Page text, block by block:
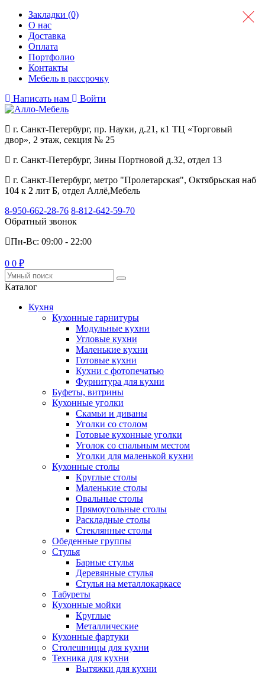
Закладки (0)
О нас
Доставка
Оплата
Портфолио
Контакты
Мебель в рассрочку
Написать нам
Войти
г. Санкт-Петербург, пр. Науки, д.21, к1 ТЦ «Торговый
двор», 2 этаж, секция № 25
г. Санкт-Петербург, Зины Портновой д.32, отдел 13
г. Санкт-Петербург, метро "Пролетарская", Октябрьская наб
104 к 2 лит Б, отдел Аллё,Мебель
8-950-662-28-76 8-812-642-59-70
Обратный звонок
Пн-Вс: 09:00 - 22:00
0 0 ₽
Каталог
Кухня
Кухонные гарнитуры
Модульные кухни
Угловые кухни
Маленькие кухни
Готовые кухни
Кухни с фотопечатью
Фурнитура для кухни
Буфеты, витрины
Кухонные уголки
Скамьи и диваны
Уголки со столом
Готовые кухонные уголки
Уголок со спальным местом
Уголки для маленькой кухни
Кухонные столы
Круглые столы
Маленькие столы
Овальные столы
Прямоугольные столы
Раскладные столы
Стеклянные столы
Обеденные группы
Стулья
Барные стулья
Деревянные стулья
Стулья на металлокаркасе
Табуреты
Кухонные мойки
Круглые
Металлические
Кухонные фартуки
Столешницы для кухни
Техника для кухни
Вытяжки для кухни